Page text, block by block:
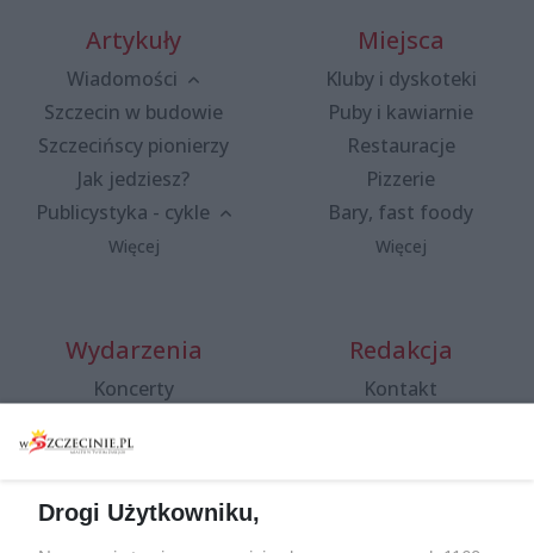
Artykuły
Wiadomości
Szczecin w budowie
Szczecińscy pionierzy
Jak jedziesz?
Publicystyka - cykle
Więcej
Miejsca
Kluby i dyskoteki
Puby i kawiarnie
Restauracje
Pizzerie
Bary, fast foody
Więcej
Wydarzenia
Koncerty
Spacery i oprowadzania
targi
Redakcja
Kontakt
Drogi Użytkowniku,